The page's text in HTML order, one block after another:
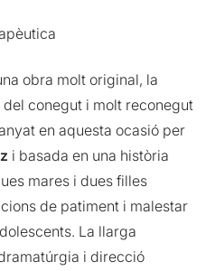
obra molt original, la
conegut i molt reconegut
en aquesta ocasió per
i basada en una història
mares i dues filles
de patiment i malestar
La llarga
i direcció